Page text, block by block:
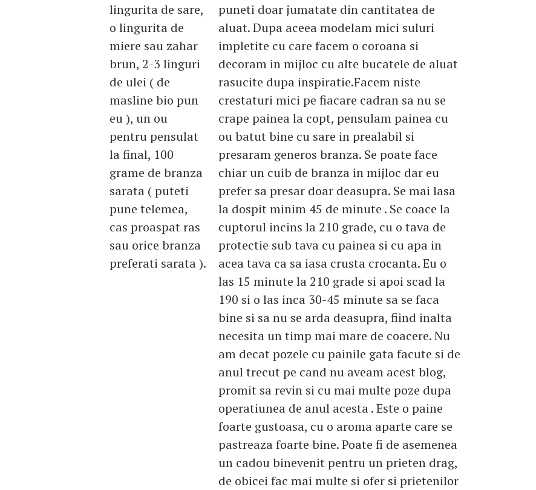
lingurita de sare,
o lingurita de
miere sau zahar
brun, 2-3 linguri
de ulei ( de
masline bio pun
eu ), un ou
pentru pensulat
la final, 100
grame de branza
sarata ( puteti
pune telemea,
cas proaspat ras
sau orice branza
preferati sarata ).
puneti doar jumatate din cantitatea de
aluat. Dupa aceea modelam mici suluri
impletite cu care facem o coroana si
decoram in mijloc cu alte bucatele de aluat
rasucite dupa inspiratie.Facem niste
crestaturi mici pe fiacare cadran sa nu se
crape painea la copt, pensulam painea cu
ou batut bine cu sare in prealabil si
presaram generos branza. Se poate face
chiar un cuib de branza in mijloc dar eu
prefer sa presar doar deasupra. Se mai lasa
la dospit minim 45 de minute . Se coace la
cuptorul incins la 210 grade, cu o tava de
protectie sub tava cu painea si cu apa in
acea tava ca sa iasa crusta crocanta. Eu o
las 15 minute la 210 grade si apoi scad la
190 si o las inca 30-45 minute sa se faca
bine si sa nu se arda deasupra, fiind inalta
necesita un timp mai mare de coacere. Nu
am decat pozele cu painile gata facute si de
anul trecut pe cand nu aveam acest blog,
promit sa revin si cu mai multe poze dupa
operatiunea de anul acesta . Este o paine
foarte gustoasa, cu o aroma aparte care se
pastreaza foarte bine. Poate fi de asemenea
un cadou binevenit pentru un prieten drag,
de obicei fac mai multe si ofer si prietenilor